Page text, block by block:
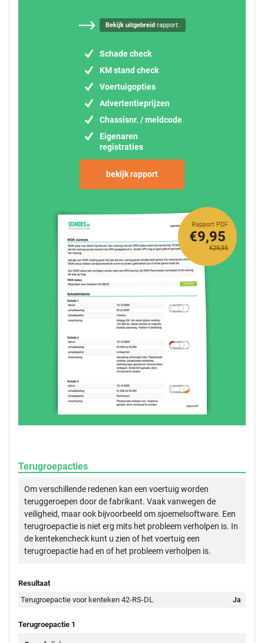
Bekijk uitgebreid rapport:
Schade check
KM stand check
Voertuigopties
Advertentieprijzen
Chassisnr. / meldcode
Eigenaren
registraties
bekijk rapport
Rapport PDF
€29,95
€9,95
Terugroepacties
Om verschillende redenen kan een voertuig worden
teruggeroepen door de fabrikant. Vaak vanwegen de
veiligheid, maar ook bijvoorbeeld om sjoemelsoftware. Een
terugroepactie is niet erg mits het probleem verholpen is. In
de kentekencheck kunt u zien of het voertuig een
terugroepactie had en of het probleem verholpen is.
Resultaat
Terugroepactie voor kenteken 42-RS-DL
Ja
Terugroepactie 1